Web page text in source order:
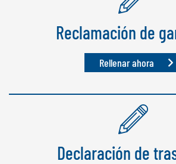
Reclamación de
Rellenar ahora
Declaración de